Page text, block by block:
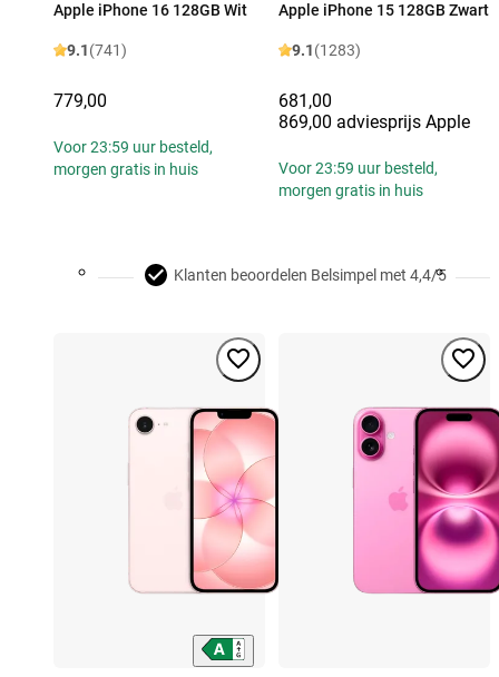
Apple iPhone 16 128GB Wit
9.1(741)
779,00
Voor 23:59 uur besteld,
morgen gratis in huis
Apple iPhone 15 128GB Zwart
9.1(1283)
681,00
869,00 adviesprijs Apple
Voor 23:59 uur besteld,
morgen gratis in huis
Klanten beoordelen Belsimpel met 4,4/5